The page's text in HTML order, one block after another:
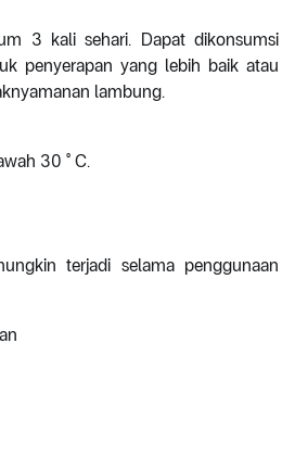
3 kali sehari. Dapat dikonsumsi
penyerapan yang lebih baik atau
lambung.
30 ° C.
terjadi selama penggunaan